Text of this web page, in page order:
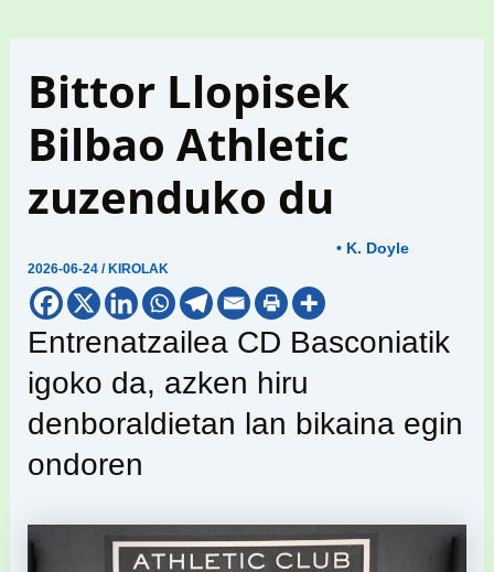
Bittor Llopisek
Bilbao Athletic
zuzenduko du
2026-06-24/ KIROLAK
• K. Doyle
Entrenatzailea CD Basconiatik
igoko da, azken hiru
denboraldietan lan bikaina egin
ondoren